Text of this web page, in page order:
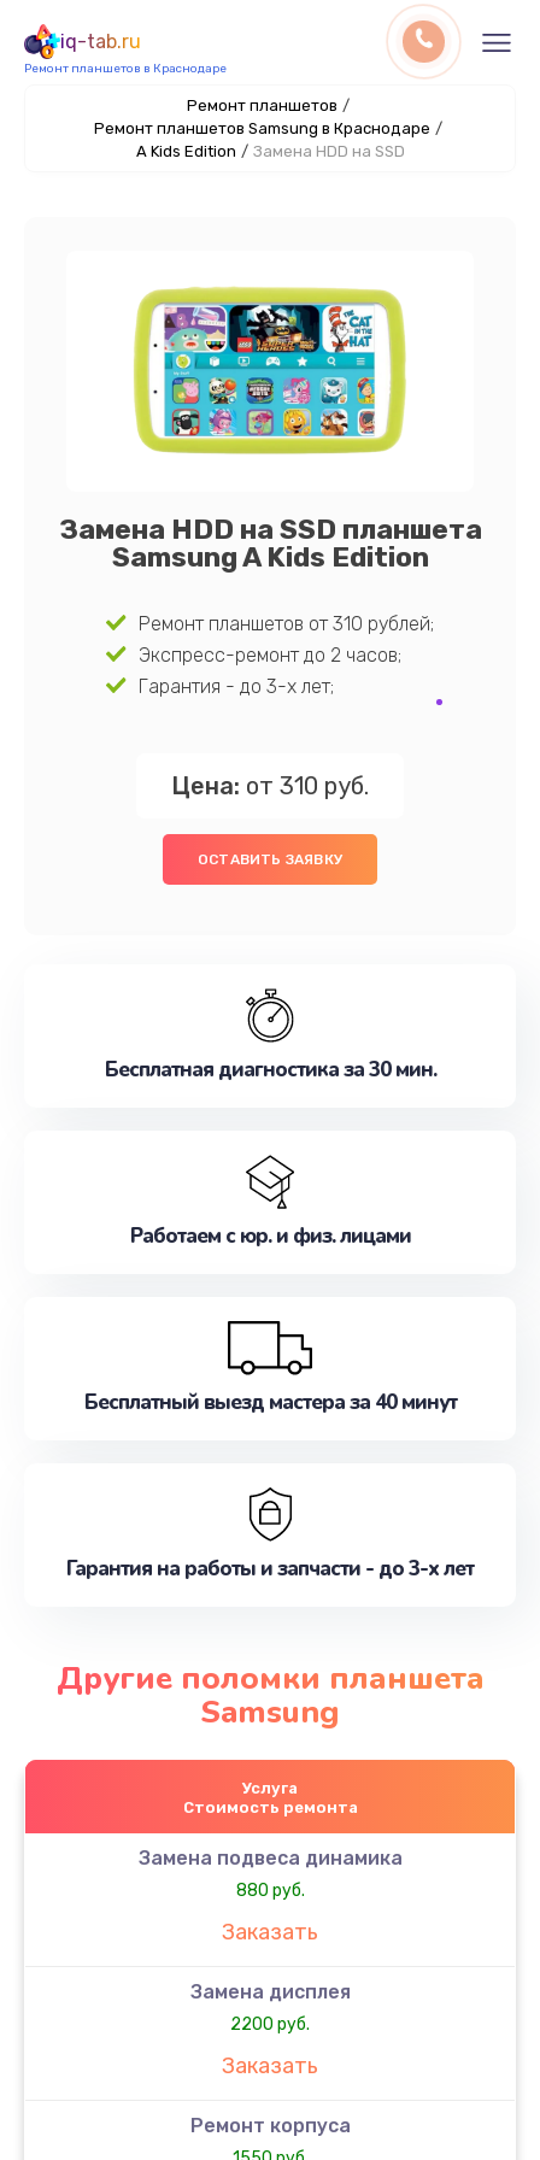
iq-tab.ru
Ремонт планшетов в Краснодаре
Ремонт планшетов /
Ремонт планшетов Samsung в Краснодаре /
A Kids Edition / Замена HDD на SSD
Замена HDD на SSD планшета
Samsung A Kids Edition
Ремонт планшетов от 310 рублей;
Экспресс-ремонт до 2 часов;
Гарантия - до 3-х лет;
Цена: от 310 руб.
ОСТАВИТЬ ЗАЯВКУ
Бесплатная диагностика за 30 мин.
Работаем с юр. и физ. лицами
Бесплатный выезд мастера за 40 минут
Гарантия на работы и запчасти - до 3-х лет
Другие поломки планшета
Samsung
Услуга
Стоимость ремонта
Замена подвеса динамика
880 руб.
Заказать
Замена дисплея
2200 руб.
Заказать
Ремонт корпуса